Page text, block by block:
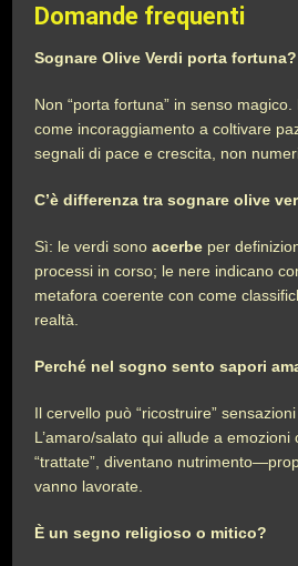
Domande frequenti
Sognare Olive Verdi porta fortuna?
Non “porta fortuna” in senso
come incoraggiamento a coltivare
segnali di pace e crescita, non
C’è differenza tra sognare olive
Sì: le verdi sonoacerbe per
processi in corso; le nere indicano
metafora coerente con come
realtà.
Perché nel sogno sento sapori
Il cervello può “ricostruire” sensazioni
L’amaro/salato qui allude a emozioni
“trattate”, diventano
vanno lavorate.
È un segno religioso o mitico?